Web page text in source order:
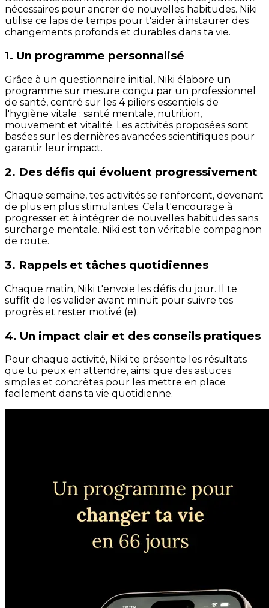
nécessaires pour ancrer de nouvelles habitudes. Niki
utilise ce laps de temps pour t'aider à instaurer des
changements profonds et durables dans ta vie.
1. Un programme personnalisé
Grâce à un questionnaire initial, Niki élabore un
programme sur mesure conçu par un professionnel
de santé, centré sur les 4 piliers essentiels de
l'hygiène vitale : santé mentale, nutrition,
mouvement et vitalité. Les activités proposées sont
basées sur les dernières avancées scientifiques pour
garantir leur impact.
2. Des défis qui évoluent progressivement
Chaque semaine, tes activités se renforcent, devenant
de plus en plus stimulantes. Cela t'encourage à
progresser et à intégrer de nouvelles habitudes sans
surcharge mentale. Niki est ton véritable compagnon
de route.
3. Rappels et tâches quotidiennes
Chaque matin, Niki t'envoie les défis du jour. Il te
suffit de les valider avant minuit pour suivre tes
progrès et rester motivé (e).
4. Un impact clair et des conseils pratiques
Pour chaque activité, Niki te présente les résultats
que tu peux en attendre, ainsi que des astuces
simples et concrètes pour les mettre en place
facilement dans ta vie quotidienne.